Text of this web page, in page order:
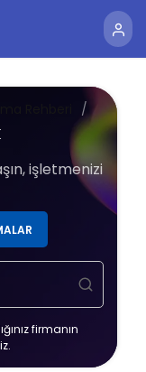
işletmenizi
firmanın